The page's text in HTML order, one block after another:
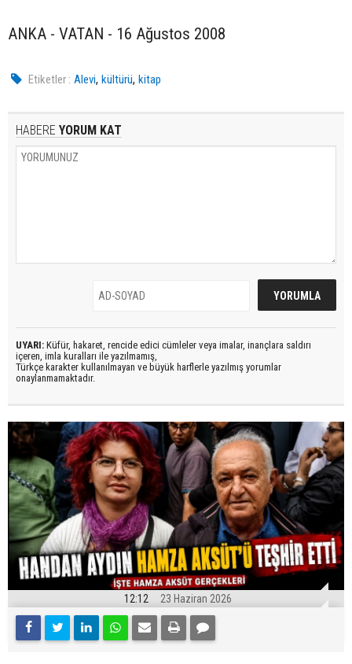
ANKA - VATAN - 16 Ağustos 2008
Etiketler : Alevi,kültürü,kitap
HABERE YORUM KAT
UYARI: Küfür, hakaret, rencide edici cümleler veya imalar, inançlara saldırı
içeren, imla kuralları ile yazılmamış,
Türkçe karakter kullanılmayan ve büyük harflerle yazılmış yorumlar
onaylanmamaktadır.
12:12 23 Haziran 2026